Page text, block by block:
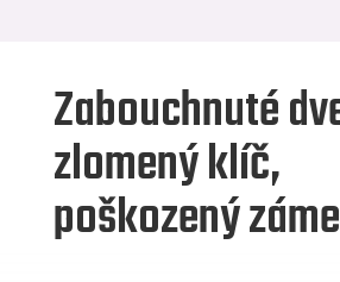
Zabouchnuté
zlomený klíč,
poškozený